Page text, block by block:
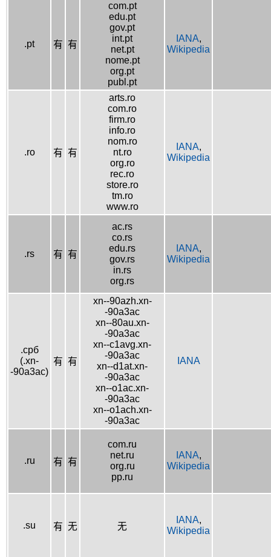
.pt 有 有
com.pt
edu.pt
gov.pt
int.pt
net.pt
nome.pt
org.pt
publ.pt
IANA,
Wikipedia
.ro 有 有
arts.ro
com.ro
firm.ro
info.ro
nom.ro
nt.ro
org.ro
rec.ro
store.ro
tm.ro
www.ro
IANA,
Wikipedia
.rs 有 有
ac.rs
co.rs
edu.rs
gov.rs
in.rs
org.rs
IANA,
Wikipedia
.срб
(.xn-
-90a3ac)
有 有
xn--90azh.xn-
-90a3ac
xn--80au.xn-
-90a3ac
xn--c1avg.xn-
-90a3ac
xn--d1at.xn-
-90a3ac
xn--o1ac.xn-
-90a3ac
xn--o1ach.xn-
-90a3ac
IANA
.ru 有 有
com.ru
net.ru
org.ru
pp.ru
IANA,
Wikipedia
.su 有 无 无
IANA,
Wikipedia